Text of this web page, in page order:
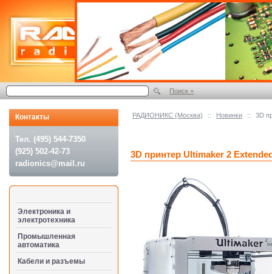
РАДИОНИКС (Москва) :: Новинки :: 3D
3D принтер Ultimaker 2
Контакты
Тел. (495) 544-7350
(925) 502-42-73
radionics@mail.ru
Электроника и
электротехника
Промышленная
автоматика
Кабели и разъемы
Поиск +